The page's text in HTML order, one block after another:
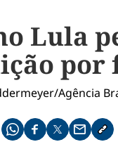
Lula
por
Compartilhe pelo
Compartilhar no
Compartilhar